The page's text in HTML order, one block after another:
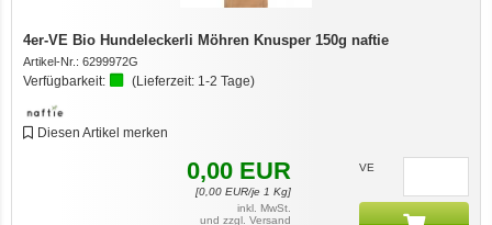
4er-VE Bio Hundeleckerli Möhren Knusper 150g naftie
Artikel-Nr.: 6299972G
Verfügbarkeit: (Lieferzeit: 1-2 Tage)
Diesen Artikel merken
0,00 EUR
[0,00EUR/je 1 Kg]
inkl. MwSt.
und zzgl. Versand
VE